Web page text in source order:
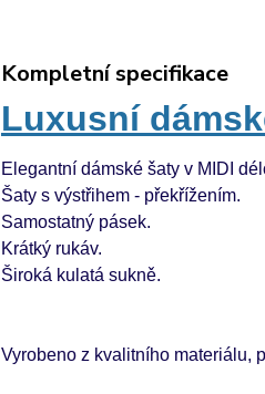
Kompletní specifikace
Luxusní
Elegantní dámské šaty v MIDI
Šaty s výstřihem - překřížením.
Samostatný pásek.
Krátký rukáv.
Široká kulatá sukně.
Vyrobeno z kvalitního materiálu,